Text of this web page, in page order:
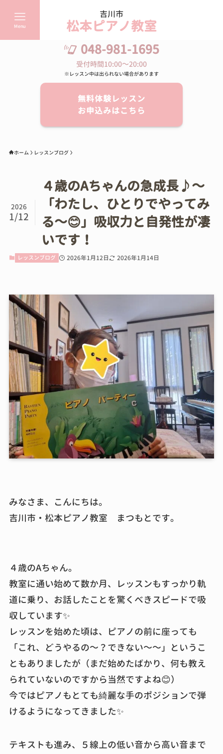
吉川市
松本ピアノ教室
Menu
048-981-1695
受付時間10:00～20:00
※レッスン中は出られない場合があります
無料体験レッスン
お申込みはこちら
ホーム レッスンブログ
４歳のAちゃんの急成長♪～
「わたし、ひとりでやってみ
る～😊」吸収力と自発性が凄
いです！
2026
1/12
レッスンブログ 2026年1月12日 2026年1月14日
みなさま、こんにちは。
吉川市・松本ピアノ教室 まつもとです。
４歳のAちゃん。
教室に通い始めて数か月、レッスンもすっかり軌
道に乗り、お話したことを驚くべきスピードで吸
収しています✨
レッスンを始めた頃は、ピアノの前に座っても
「これ、どうやるの～？できない～～」というこ
ともありましたが（まだ始めたばかり、何も教え
られていないのですから当然ですよね😊）
今ではピアノもとても綺麗な手のポジションで弾
けるようになってきました✨
テキストも進み、５線上の低い音から高い音まで